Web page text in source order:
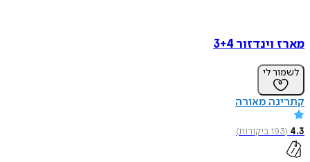
מארז וינדזור 3+4
לשמור לי
קתרינה מאורה
4.3
(
193ביקורות)